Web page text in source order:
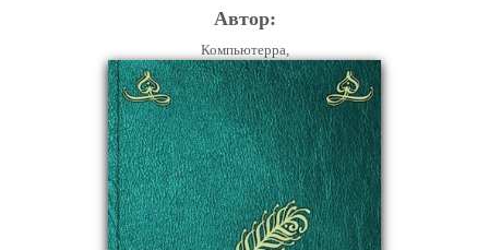
Автор:
Компьютерра,